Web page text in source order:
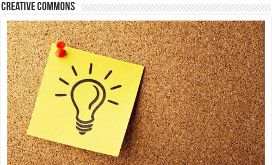
Creative Commons